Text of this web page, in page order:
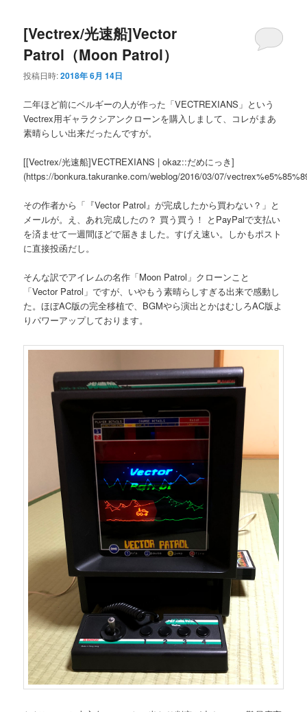
[Vectrex/光速船]Vector
Patrol（Moon Patrol）
投稿日時:2018年 6月 14日
二年ほど前にベルギーの人が作った「VECTREXIANS」という
Vectrex用ギャラクシアンクローンを購入しまして、コレがまあ
素晴らしい出来だったんですが。
[[Vectrex/光速船]VECTREXIANS | okaz::だめにっき]
(https://bonkura.takuranke.com/weblog/2016/03/07/
その作者から「『Vector Patrol』が完成したから買わない？」と
メールが。え、あれ完成したの？ 買う買う！ とPayPalで支払い
を済ませて一週間ほどで届きました。すげえ速い。しかもポスト
に直接投函だし。
そんな訳でアイレムの名作「Moon Patrol」クローンこと
「Vector Patrol」ですが、いやもう素晴らしすぎる出来で感動し
た。ほぼAC版の完全移植で、BGMやら演出とかはむしろAC版よ
りパワーアップしております。